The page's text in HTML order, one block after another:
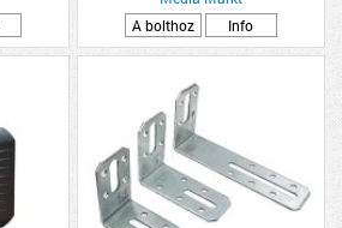
A bolthoz
Info